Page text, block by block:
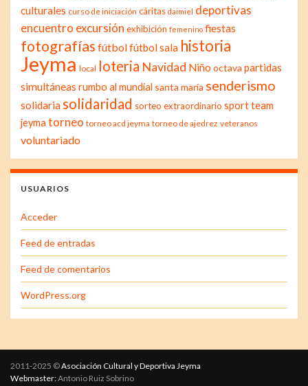
culturales curso de iniciación cáritas daimiel deportivas
encuentro excursión exhibición femenino fiestas
fotografías fútbolfútbol sala historia
Jeyma local loteria Navidad Niño octava partidas
simultáneas rumbo al mundial santa maría senderismo
solidaria solidaridad sorteo extraordinario sport team
jeyma torneo torneo acd jeyma torneo de ajedrez veteranos
voluntariado
USUARIOS
Acceder
Feed de entradas
Feed de comentarios
WordPress.org
2011-2025 ©Asociación Cultural y Deportiva Jeyma
Webmaster:Antonio Ruiz Sobrino